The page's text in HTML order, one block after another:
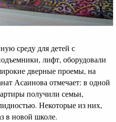
среду для детей с
лифт, оборудовали
дверные проемы, на
Асаинова отмечает: в одной
получили семьи,
Некоторые из них,
в новой школе.